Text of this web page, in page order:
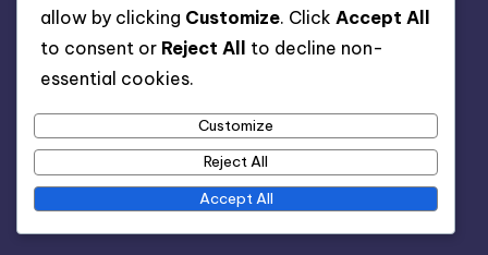
Kategorier
Festival Playliste Belønninger
Forzathon Butik Belønninger
Xbox Game Pass Ultimate Krav
allow by clicking Customize. Click Accept All
to consent or Reject All
to decline non-
essential cookies.
Customize
Reject All
Accept All